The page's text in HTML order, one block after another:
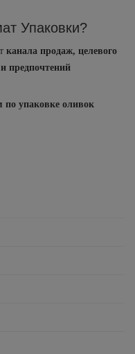
Упаковки?
канала продаж, целевого
предпочтений
по упаковке оливок